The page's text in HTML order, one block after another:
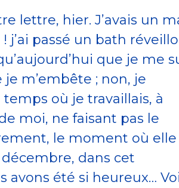
lettre, hier. J’avais un
j’ai passé un bath
que je me
je m’embête ; non, je
où je travaillais, à
moi, ne faisant pas le
le moment où elle
dans cet
avons été si heureux…